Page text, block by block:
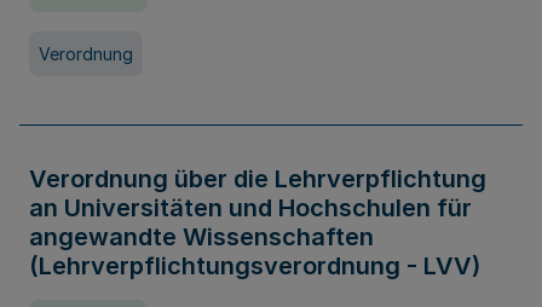
Verordnung
Verordnung über die Lehrverpflichtung
an Universitäten und Hochschulen für
angewandte Wissenschaften
(Lehrverpflichtungsverordnung - LVV)